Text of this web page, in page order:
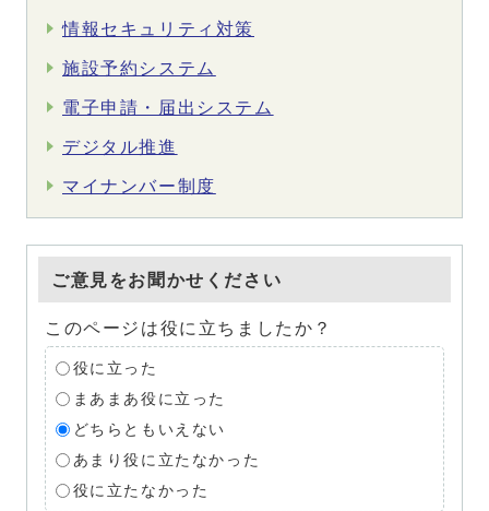
情報セキュリティ対策
施設予約システム
電子申請・届出システム
デジタル推進
マイナンバー制度
ご意見をお聞かせください
このページは役に立ちましたか？
役に立った
まあまあ役に立った
どちらともいえない
あまり役に立たなかった
役に立たなかった